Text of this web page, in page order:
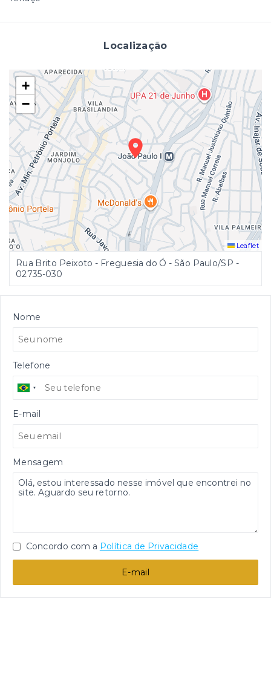
Localização
+
−
Leaflet
Rua Brito Peixoto - Freguesia do Ó - São Paulo/SP -
02735-030
Nome
Telefone
E-mail
Mensagem
Concordo com a Política de Privacidade
E-mail